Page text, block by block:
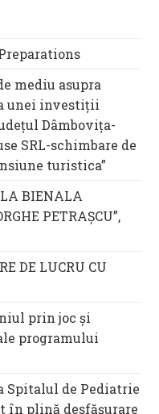
mediu asupra
unei investiții
Dâmbovița-
SRL-schimbare de
turistica”
BIENALA
PETRAȘCU”,
DE LUCRU CU
prin joc și
programului
Spitalul de Pediatrie
în plină desfășurare